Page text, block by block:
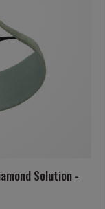
Solution -